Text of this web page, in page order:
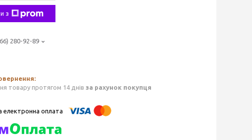
з
280-92-89
товару протягом 14 днів за рахунок покупця